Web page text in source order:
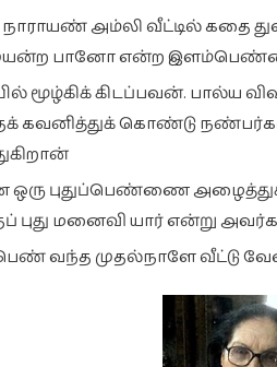
அம்லி வீட்டில் கதை
பானோ என்ற
மூழ்கிக் கிடப்பவன். பால்ய
கொண்டு
ஒரு புதுப்பெண்ணை
புது மனைவி யார் என்று
முதல்நாளே வீட்டு